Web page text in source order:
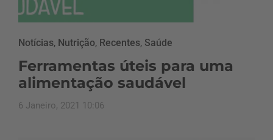
Notícias, Nutrição, Recentes, Saúde
Ferramentas úteis para uma
alimentação saudável
6 Janeiro, 2021 10:06